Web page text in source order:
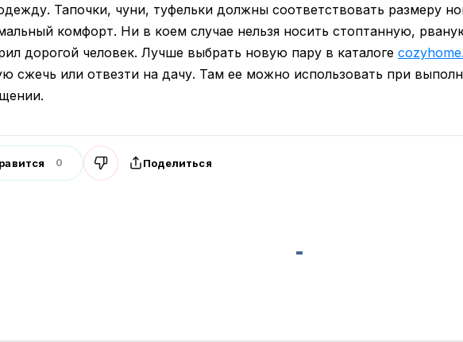
Тапочки, чуни, туфельки должны соответствовать размеру
комфорт. Ни в коем случае нельзя носить стоптанную,
дорогой человек. Лучше выбрать новую пару в каталоге
сжечь или отвезти на дачу. Там ее можно использовать при
0 Поделиться